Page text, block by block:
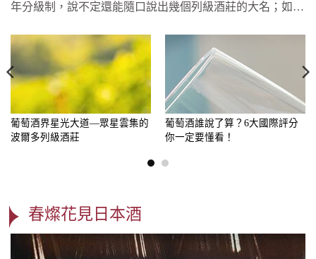
年分級制，說不定還能隨口說出幾個列級酒莊的大名；如果
葡萄酒界星光大道—眾星雲集的
波爾多列級酒莊
葡萄酒誰說了算？6大國際評分
你一定要懂看！
春燦花見日本酒